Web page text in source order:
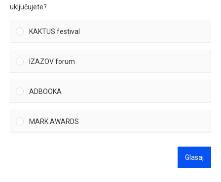
uključujete?
KAKTUS festival
IZAZOV forum
ADBOOKA
MARK AWARDS
Glasaj